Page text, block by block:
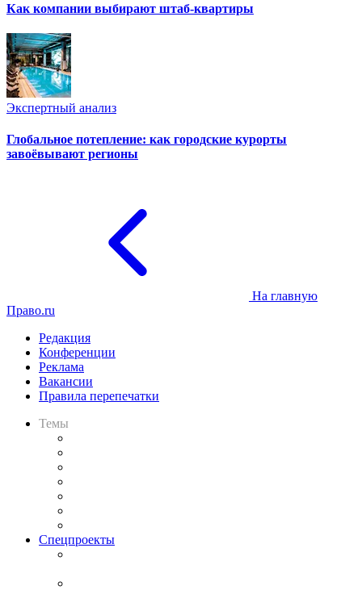
Как компании выбирают штаб-квартиры
Экспертный анализ
Глобальное потепление: как городские курорты
завоёвывают регионы
На главную
Право.ru
Редакция
Конференции
Реклама
Вакансии
Правила перепечатки
Темы
Спецпроекты